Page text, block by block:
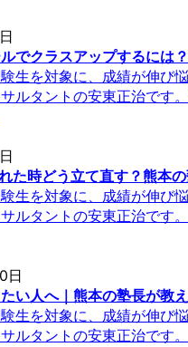
でクラスアップするには
生を対象に、成績が伸び
ルタントの安東正治です
た時どう立て直す？熊本
生を対象に、成績が伸び
ルタントの安東正治です
日
い人へ｜熊本の塾長が教
生を対象に、成績が伸び
ルタントの安東正治です